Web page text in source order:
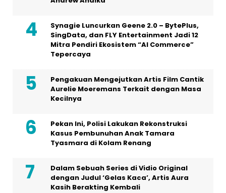
Synagie Luncurkan Geene 2.0 – BytePlus,
SingData, dan FLY Entertainment Jadi 12
Mitra Pendiri Ekosistem “AI Commerce”
Tepercaya
Pengakuan Mengejutkan Artis Film Cantik
Aurelie Moeremans Terkait dengan Masa
Kecilnya
Pekan Ini, Polisi Lakukan Rekonstruksi
Kasus Pembunuhan Anak Tamara
Tyasmara di Kolam Renang
Dalam Sebuah Series di Vidio Original
dengan Judul ‘Gelas Kaca’, Artis Aura
Kasih Berakting Kembali